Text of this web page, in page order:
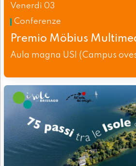
Venerdì 03
Conferenze
Premio Möbius
Aula magna USI (Campus